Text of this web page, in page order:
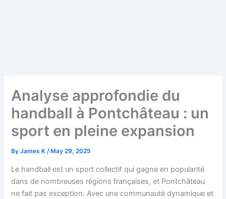
Analyse approfondie du
handball à Pontchâteau : un
sport en pleine expansion
ByJames K/ May 29, 2025
Le handball est un sport collectif qui gagne en popularité
dans de nombreuses régions françaises, et Pontchâteau
ne fait pas exception. Avec une communauté dynamique et